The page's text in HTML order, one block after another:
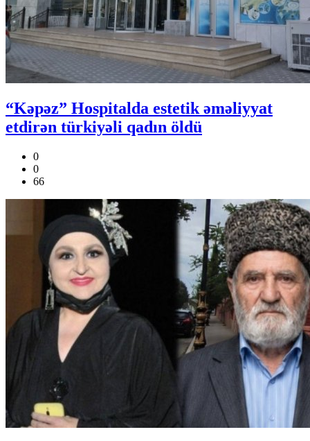
“Kəpəz” Hospitalda estetik əməliyyat
etdirən türkiyəli qadın öldü
0
0
66